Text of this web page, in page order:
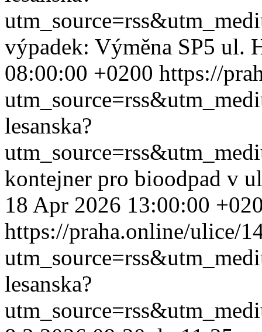
výpadek: Výměna SP5 ul.
08:00:00 +0200 https://
lesanska?
kontejner pro bioodpad v
18 Apr 2026 13:00:00
https://praha.online/ulice/
lesanska?